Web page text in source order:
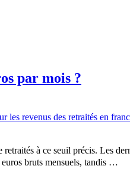
par mois ?
à ce seuil précis. Les
bruts mensuels, tandis …